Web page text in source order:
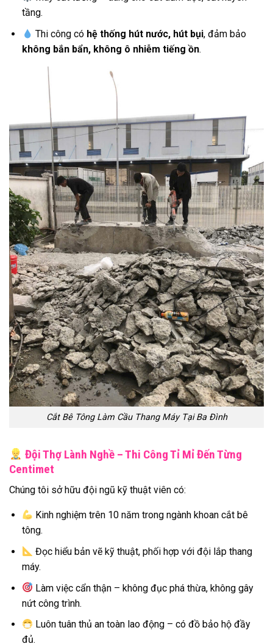
tầng.
Thi công có hệ thống hút nước, hút bụi, đảm bảo
không bắn bẩn, không ô nhiễm tiếng ồn.
Cắt Bê Tông Làm Cầu Thang Máy Tại Ba Đình
Đội Thợ Lành Nghề – Thi Công Tỉ Mỉ Đến Từng
Centimet
Chúng tôi sở hữu đội ngũ kỹ thuật viên có:
Kinh nghiệm trên 10 năm trong ngành khoan cắt bê
tông.
Đọc hiểu bản vẽ kỹ thuật, phối hợp với đội lắp thang
máy.
Làm việc cẩn thận – không đục phá thừa, không gây
nứt công trình.
Luôn tuân thủ an toàn lao động – có đồ bảo hộ đầy
đủ.